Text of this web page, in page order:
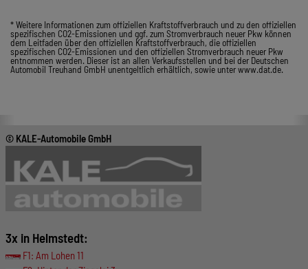
* Weitere Informationen zum offiziellen Kraftstoffverbrauch und zu den offiziellen
spezifischen CO2-Emissionen und ggf. zum Stromverbrauch neuer Pkw können
dem Leitfaden über den offiziellen Kraftstoffverbrauch, die offiziellen
spezifischen CO2-Emissionen und den offiziellen Stromverbrauch neuer Pkw
entnommen werden. Dieser ist an allen Verkaufsstellen und bei der Deutschen
Automobil Treuhand GmbH unentgeltlich erhältlich, sowie unter www.dat.de.
© KALE-Automobile GmbH
3x in Helmstedt:
F1: Am Lohen 11